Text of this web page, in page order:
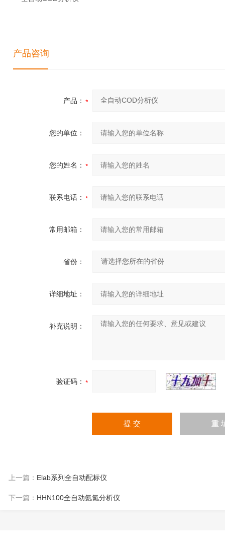
产品咨询
产品：
您的单位：
您的姓名：
联系电话：
常用邮箱：
省份：
详细地址：
补充说明：
验证码：
上一篇： Elab系列全自动配标仪
下一篇： HHN100全自动氨氮分析仪